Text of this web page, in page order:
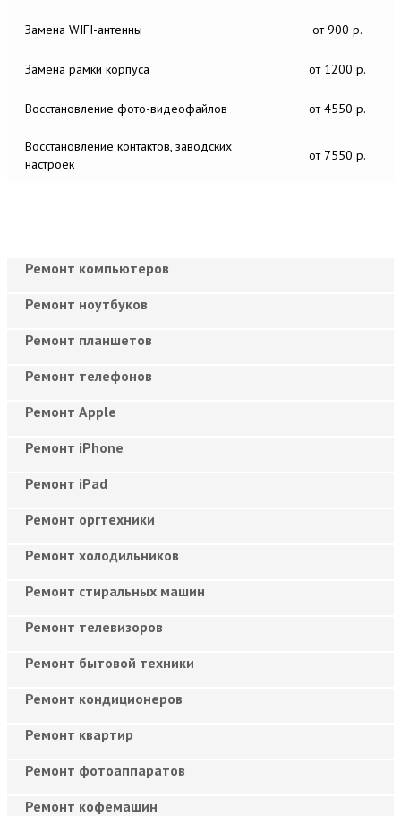
Замена WIFI-антенны от 900 р.
Замена рамки корпуса от 1200 р.
Восстановление фото-видеофайлов от 4550 р.
Восстановление контактов, заводских
настроек
от 7550 р.
Ремонт компьютеров
Ремонт ноутбуков
Ремонт планшетов
Ремонт телефонов
Ремонт Apple
Ремонт iPhone
Ремонт iPad
Ремонт оргтехники
Ремонт холодильников
Ремонт стиральных машин
Ремонт телевизоров
Ремонт бытовой техники
Ремонт кондиционеров
Ремонт квартир
Ремонт фотоаппаратов
Ремонт кофемашин